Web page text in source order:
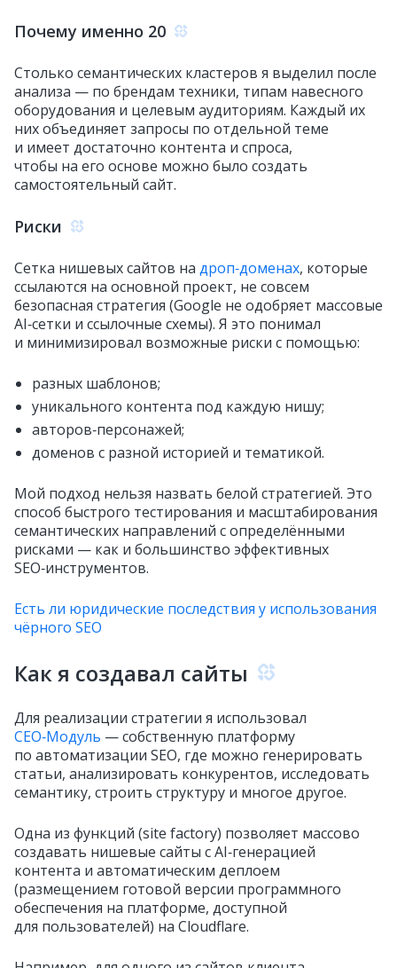
Почему именно 20
Столько семантических кластеров я выделил после
анализа — по брендам техники, типам навесного
оборудования и целевым аудиториям. Каждый их
них объединяет запросы по отдельной теме
и имеет достаточно контента и спроса,
чтобы на его основе можно было создать
самостоятельный сайт.
Риски
Сетка нишевых сайтов на дроп‑доменах, которые
ссылаются на основной проект, не совсем
безопасная стратегия (Google не одобряет массовые
AI‑сетки и ссылочные схемы). Я это понимал
и минимизировал возможные риски с помощью:
разных шаблонов;
уникального контента под каждую нишу;
авторов‑персонажей;
доменов с разной историей и тематикой.
Мой подход нельзя назвать белой стратегией. Это
способ быстрого тестирования и масштабирования
семантических направлений с определёнными
рисками — как и большинство эффективных
SEO‑инструментов.
Есть ли юридические последствия у использования
чёрного SEO
Как я создавал сайты
Для реализации стратегии я использовал
CЕО‑Модуль — собственную платформу
по автоматизации SEO, где можно генерировать
статьи, анализировать конкурентов, исследовать
семантику, строить структуру и многое другое.
Одна из функций (site factory) позволяет массово
создавать нишевые сайты с AI‑генерацией
контента и автоматическим деплоем
(размещением готовой версии программного
обеспечения на платформе, доступной
для пользователей) на Cloudflare.